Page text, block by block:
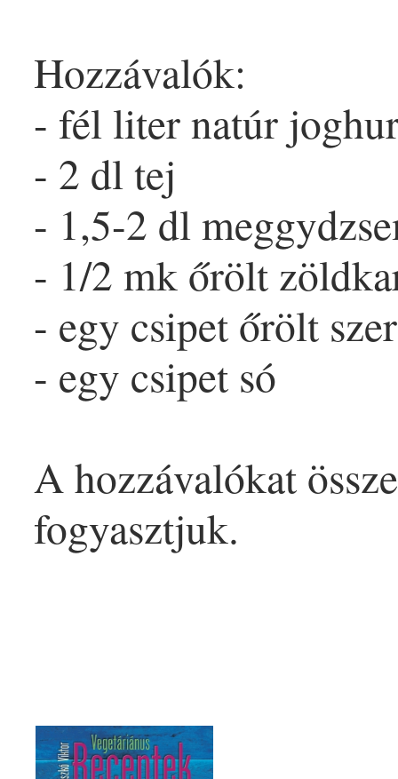
Hozzávalók:
- fél liternatúr
- 2 dltej
- 1,5-2 dl meggy
- 1/2 mk őrölt zöld
- egy csipet őrölt
- egy csipet só
A hozzávalókat össze
fogyasztjuk.